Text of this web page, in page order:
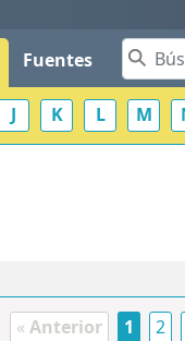
Fuentes
J K L M
« Anterior 1 2